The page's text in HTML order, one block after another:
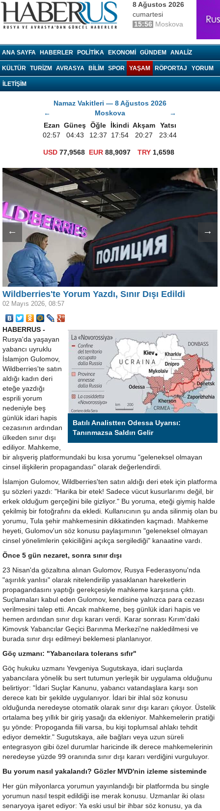
8 Ağustos 2026
cumartesi
15:56 Moskova
ANA SAYFA HABERLER POLITIKA EKONOMI GÜNDEM ANALIZ
KÜLTÜR TURIZM AVRASYA BILIM SPOR YAŞAM RÖPORTAJ YORUM
İLETİŞİM
Namaz Vakitleri — 8 Ağustos 2026
←
Moskova
→
Ezan Güneş Öğle İkindi Akşam
Yatsı
02:57
04:43 12:37 17:54 20:27 23:44
USD 77,9568 EUR 88,9097 TRY1,6598
← →
Wildberries'te Yorum Yazdı, Sınır Dışı Edildi
02 Mayıs 2026, 08:57
Batılı Analistten Odessa Uyarısı:
Tanınmazsa Saldırı Gelir
HABERRUS -
Rusya'da yaşayan
yabancı uyruklu
İslamjon Gulomov,
Wildberries'te satın
aldığı kadın deri
eteğe yazdığı
esprili yorum
nedeniyle beş
günlük idari hapis
cezasının ardından
ülkeden sınır dışı
ediliyor. Mahkeme,
bir alışveriş platformundaki bu kısa yorumu "geleneksel olmayan
cinsel ilişkilerin propagandası" olarak değerlendirdi.
İslamjon Gulomov, Wildberries'ten satın aldığı deri etek için platforma
şu sözleri yazdı: "Harika bir etek! Sadece vücut kusurlarımı değil, bir
erkek olduğum gerçeğini bile gizliyor." Bu yoruma, eteği giymiş halde
çekilmiş bir fotoğrafını da ekledi. Kullanıcının şu anda silinmiş olan bu
yorumu, Tula şehir mahkemesinin dikkatinden kaçmadı. Mahkeme
heyeti, Gulomov'un söz konusu paylaşımının "geleneksel olmayan
cinsel yönelimlerin çekiciliğini açıkça sergilediği" kanaatine vardı.
Önce 5 gün nezaret, sonra sınır dışı
23 Nisan'da gözaltına alınan Gulomov, Rusya Federasyonu'nda
"aşırılık yanlısı" olarak nitelendirilip yasaklanan hareketlerin
propagandasını yaptığı gerekçesiyle mahkeme karşısına çıktı.
Suçlamaları kabul eden Gulomov, kendisine yalnızca para cezası
verilmesini talep etti. Ancak mahkeme, beş günlük idari hapis ve
hemen ardından sınır dışı kararı verdi. Karar sonrası Kırım'daki
Kimovsk Yabancılar Geçici Barınma Merkezi'ne nakledilmesi ve
burada sınır dışı edilmeyi beklemesi planlanıyor.
Göç uzmanı: "Yabancılara tolerans sıfır"
Göç hukuku uzmanı Yevgeniya Sugutskaya, idari suçlarda
yabancılara yönelik bu sert tutumun yerleşik bir uygulama olduğunu
belirtiyor: "İdari Suçlar Kanunu, yabancı vatandaşlara karşı son
derece katı bir şekilde uygulanıyor. İdari bir ihlal söz konusu
olduğunda neredeyse otomatik olarak sınır dışı kararı çıkıyor. Üstelik
ortalama beş yıllık bir giriş yasağı da ekleniyor. Mahkemelerin pratiği
şu yönde: Propoganda fiili varsa, bu kişi toplumsal ahlakı tehdit
ediyor demektir." Sugutskaya, aile bağları veya uzun süreli
entegrasyon gibi özel durumlar haricinde ilk derece mahkemelerinin
neredeyse yüzde 99 oranında sınır dışı kararı verdiğini vurguluyor.
Bu yorum nasıl yakalandı? Gözler MVD'nin izleme sisteminde
Her gün milyonlarca yorumun yayınlandığı bir platformda bu single
yorumun nasıl tespit edildiği ise merak konusu. Uzmanlar iki olası
senaryoya işaret ediyor: Ya eski usul bir ihbar söz konusu, ya da